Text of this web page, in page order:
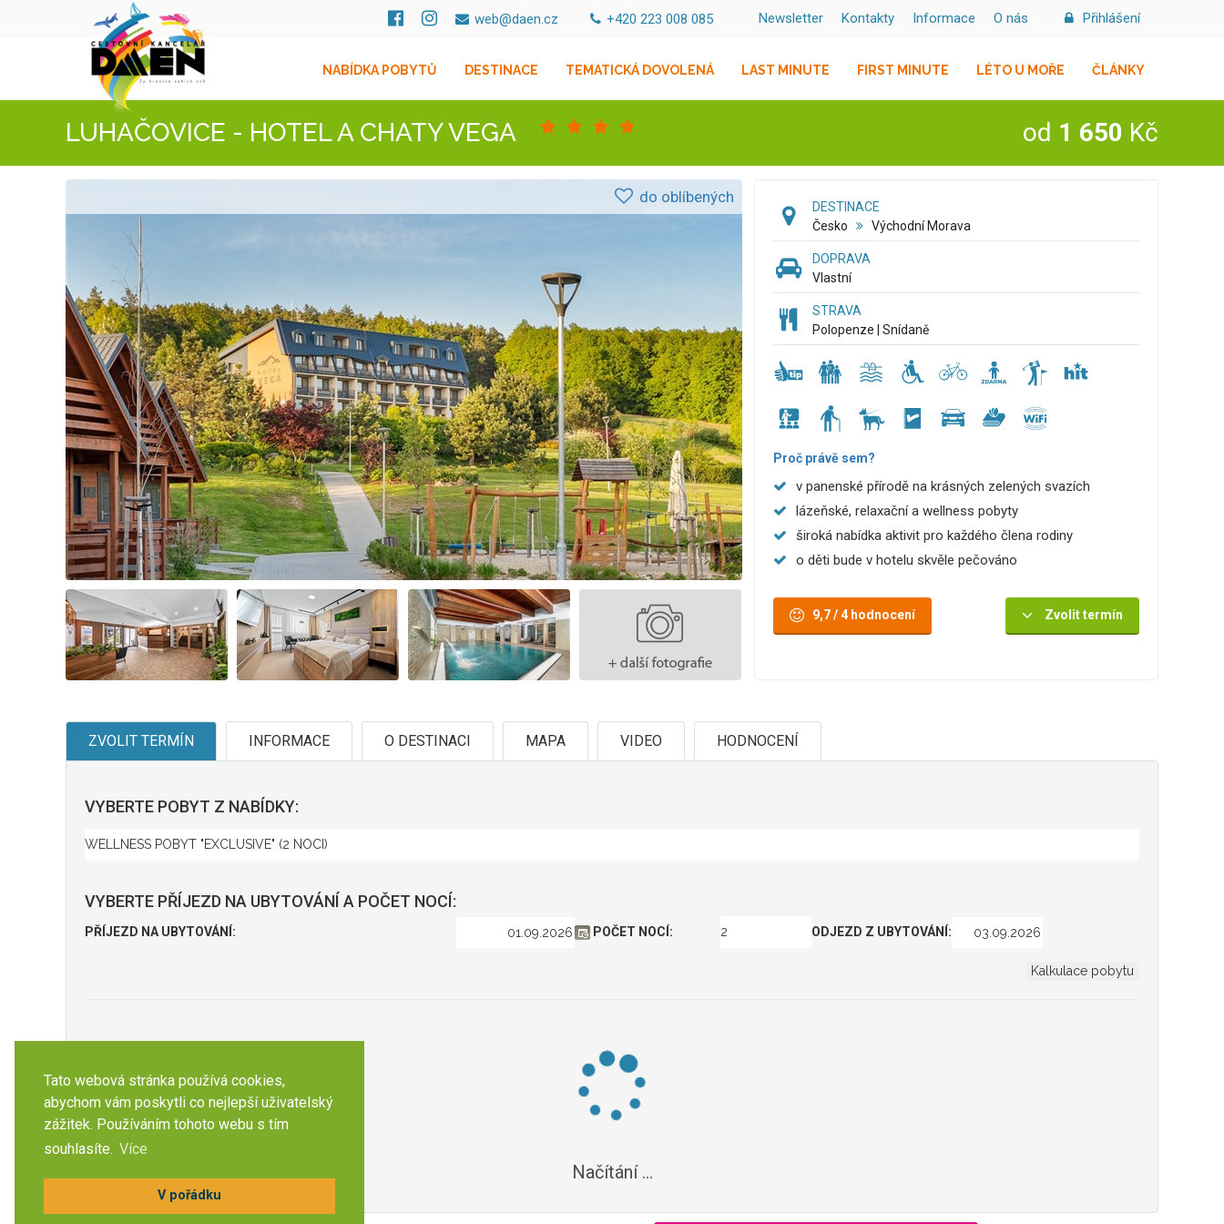
Tato webová stránka používá cookies,
abychom vám poskytli co nejlepší uživatelský
zážitek. Používáním tohoto webu s tím
souhlasíte. Více
V pořádku
Přihlášení
O nás
Informace
Kontakty
Newsletter
+420 223 008 085
web@daen.cz
NABÍDKA POBYTŮ DESTINACE TEMATICKÁ DOVOLENÁ LAST MINUTE FIRST MINUTE LÉTO U MOŘE ČLÁNKY
LUHAČOVICE - HOTEL A CHATY VEGA od 1 650 Kč
do oblíbených
DESTINACE
Česko
Východní Morava
DOPRAVA
Vlastní
STRAVA
Polopenze | Snídaně
Proč právě sem?
v panenské přírodě na krásných zelených svazích
lázeňské, relaxační a wellness pobyty
široká nabídka aktivit pro každého člena rodiny
o děti bude v hotelu skvěle pečováno
9,7 / 4 hodnocení Zvolit termín
ZVOLIT TERMÍN INFORMACE O DESTINACI MAPA VIDEO HODNOCENÍ
VYBERTE POBYT Z NABÍDKY:
VYBERTE PŘÍJEZD NA UBYTOVÁNÍ A POČET NOCÍ:
PŘÍJEZD NA UBYTOVÁNÍ: POČET NOCÍ: ODJEZD Z UBYTOVÁNÍ:
Načítání ...